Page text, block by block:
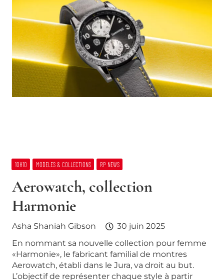
10H10 MODELES & COLLECTIONS RP NEWS
Aerowatch, collection
Harmonie
Asha Shaniah Gibson
30 juin 2025
En nommant sa nouvelle collection pour femme
«Harmonie», le fabricant familial de montres
Aerowatch, établi dans le Jura, va droit au but.
L’objectif de représenter chaque style à partir